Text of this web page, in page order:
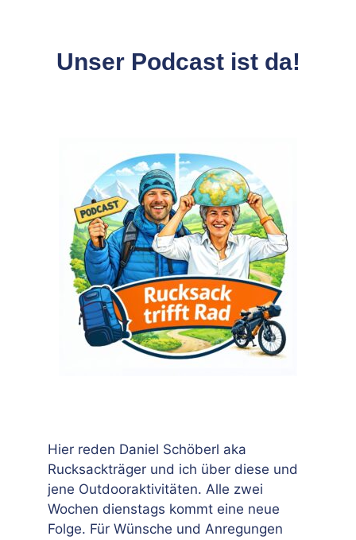
Unser Podcast ist da!
Hier reden Daniel Schöberl aka
Rucksackträger und ich über diese und
jene Outdooraktivitäten. Alle zwei
Wochen dienstags kommt eine neue
Folge. Für Wünsche und Anregungen